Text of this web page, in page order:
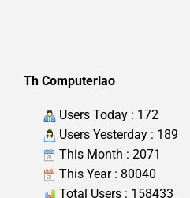
Th Computerlao
Users Today : 172
Users Yesterday : 189
This Month : 2071
This Year : 80040
Total Users : 158433